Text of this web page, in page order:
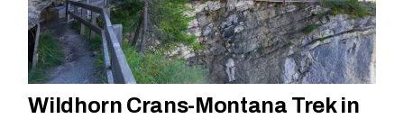
Wildhorn Crans-Montana Trek in